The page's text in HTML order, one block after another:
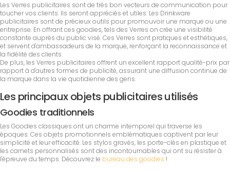
Les Verres publicitaires sont de très bon vecteurs de communication pour
toucher vos clients. Ils seront appréciés et utiles. Les Drinkware
publicitaires sont de précieux outils pour promouvoir une marque ou une
entreprise. En offrant ces goodies, tels des Verres on crée une visibilité
constante auprès du public visé. Ces Verres sont pratiques et esthétiques,
et servent d'ambassadeurs de la marque, renforçant la reconnaissance et
la fidélité des clients.
De plus, les Verres publicitaires offrent un excellent rapport qualité-prix par
rapport à d'autres formes de publicité, assurant une diffusion continue de
la marque dans la vie quotidienne des gens.
Les principaux objets publicitaires utilisés
Goodies traditionnels
Les Goodies classiques ont un charme intemporel qui traverse les
époques. Ces objets promotionnels emblématiques captivent par leur
simplicité et leur efficacité. Les stylos gravés, les porte-clés en plastique et
les carnets personnalisés sont des incontournables qui ont su résister à
l'épreuve du temps. Découvrez le bureau des goodies !